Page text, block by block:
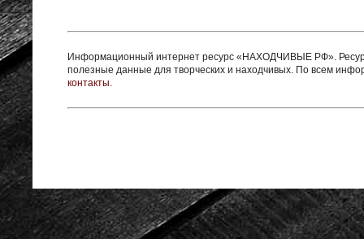
Информационный интернет ресурс «НАХОДЧИВЫЕ РФ».
полезные данные для творческих и находчивых. По всем
контакты.